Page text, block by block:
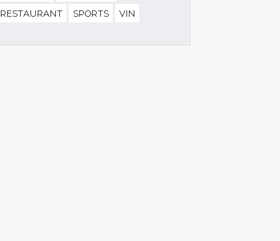
RESTAURANT SPORTS VIN